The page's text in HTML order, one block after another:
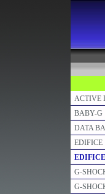
ACTIVE
BABY-G
DATA
EDIFICE
G-
G-